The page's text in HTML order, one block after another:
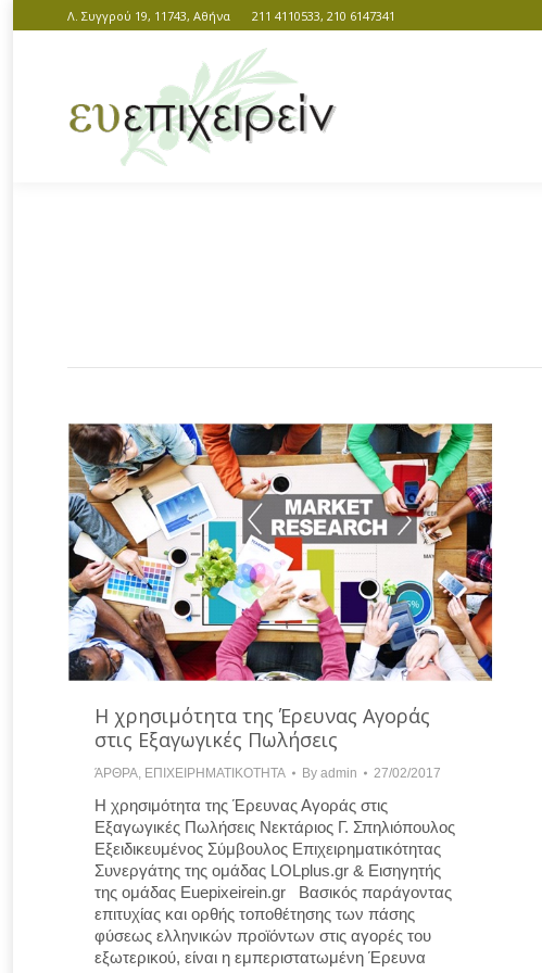
Λ. Συγγρού 19, 11743, Αθήνα 211 4110533, 210 6147341
Η χρησιμότητα της Έρευνας Αγοράς
στις Εξαγωγικές Πωλήσεις
ΆΡΘΡΑ, ΕΠΙΧΕΙΡΗΜΑΤΙΚΟΤΗΤΑ By admin 27/02/2017
Η χρησιμότητα της Έρευνας Αγοράς στις
Εξαγωγικές Πωλήσεις Νεκτάριος Γ. Σπηλιόπουλος
Εξειδικευμένος Σύμβουλος Επιχειρηματικότητας
Συνεργάτης της ομάδας LOLplus.gr & Εισηγητής
της ομάδας Euepixeirein.gr Βασικός παράγοντας
επιτυχίας και ορθής τοποθέτησης των πάσης
φύσεως ελληνικών προϊόντων στις αγορές του
εξωτερικού, είναι η εμπεριστατωμένη Έρευνα